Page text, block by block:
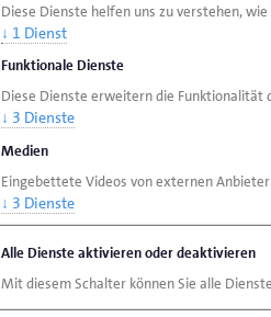
Diese Dienste helfen uns zu verstehen,
↓ 1 Dienst
Funktionale Dienste
Diese Dienste erweitern die Funktionalität
↓ 3 Dienste
Medien
Eingebettete Videos von externen
↓ 3 Dienste
Alle Dienste aktivieren oder deaktivieren
Mit diesem Schalter können Sie alle